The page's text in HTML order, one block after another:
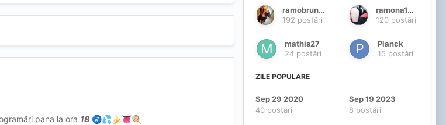
pana la ora 18 ♐💦🍌👅🍭
ramobruneta
192 postări
ramona1995
120 postări
mathis27
24 postări
Planck
15 postări
ZILE POPULARE
Sep 29 2020
40 postări
Sep 19 2023
8 postări